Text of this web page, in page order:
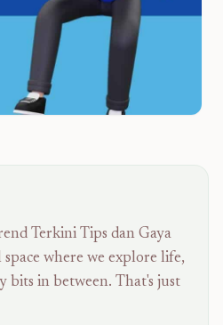
Terkini Tips dan Gaya
where we explore life,
bits in between. That's just